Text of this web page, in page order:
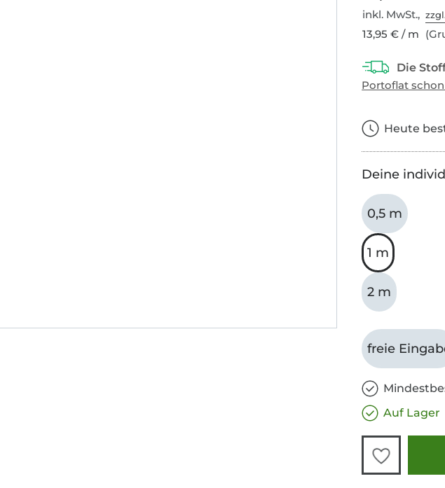
inkl. MwSt.,
13,95 € / m
Heute
Deine
0,5 m
1 m
2 m
freie
Auf Lager